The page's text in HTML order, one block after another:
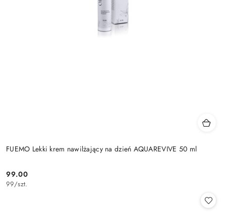
FUEMO Lekki krem nawilżający na dzień AQUAREVIVE 50 ml
Cena:
99.00
99/szt.